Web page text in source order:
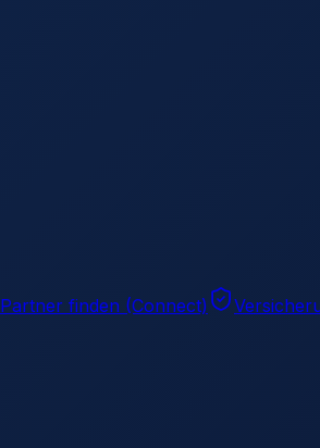
Partner finden (Connect)